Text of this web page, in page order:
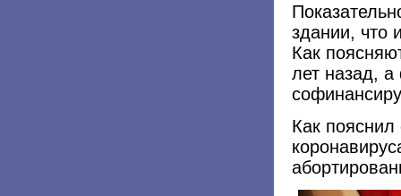
здании, что
Как
лет назад, а
Как